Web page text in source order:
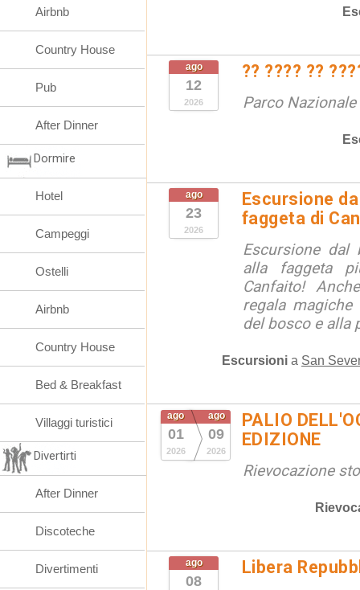
ago
12
2026
?? ???? ??
Parco
ago
23
2026
Escursione
faggeta di
Escursione
alla faggeta
Canfaito!
regala
del bosco e alla
Escursioni a San
ago
01
2026
ago
09
2026
PALIO
EDIZIONE
Rievocazione
ago
08
Libera
Airbnb
Country House
Pub
After Dinner
Dormire
Hotel
Campeggi
Ostelli
Airbnb
Country House
Bed & Breakfast
Villaggi turistici
Divertirti
After Dinner
Discoteche
Divertimenti